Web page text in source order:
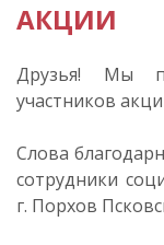
АКЦИИ
Друзья! Мы
участников
Слова
сотрудники
г. Порхов